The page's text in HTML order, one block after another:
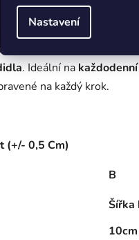
Nastavení
. Ideální na
na každý krok.
(+/- 0,5 Cm)
B
Šířka
10cm